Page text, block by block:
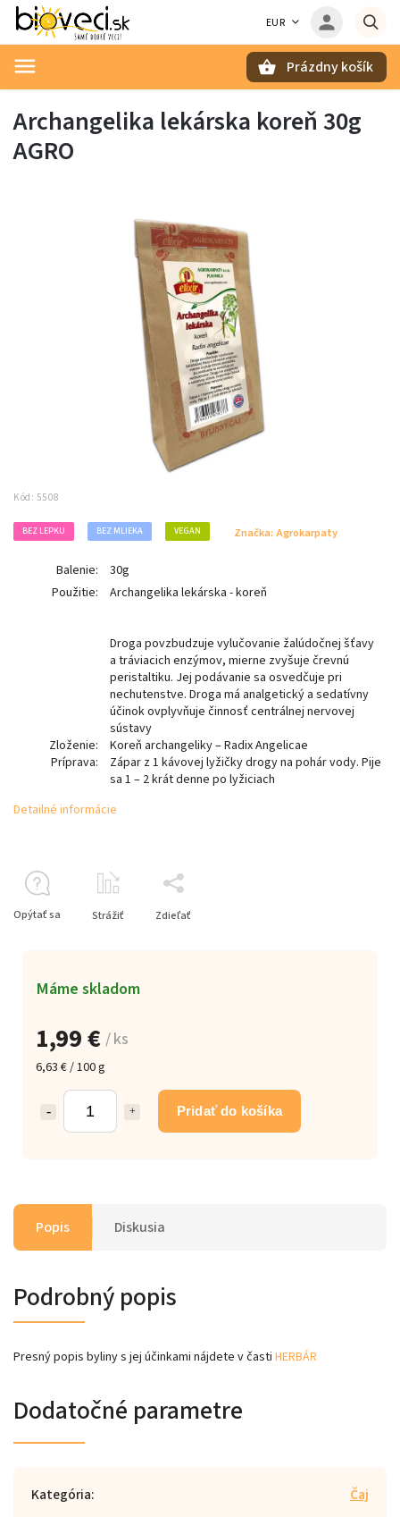
EUR
Prázdny košík
Archangelika lekárska koreň 30g
AGRO
Kód: 5508
BEZ LEPKU BEZ MLIEKA VEGAN Značka: Agrokarpaty
1,99 € / ks
6,63 € / 100 g
Pridať do košíka
Máme skladom
Balenie:
30g
Použitie:
Archangelika lekárska - koreň
Droga povzbudzuje vylučovanie žalúdočnej šťavy
a tráviacich enzýmov, mierne zvyšuje črevnú
peristaltiku. Jej podávanie sa osvedčuje pri
nechutenstve. Droga má analgetický a sedatívny
účinok ovplyvňuje činnosť centrálnej nervovej
sústavy
Zloženie:
Koreň archangeliky – Radix Angelicae
Príprava:
Zápar z 1 kávovej lyžičky drogy na pohár vody. Pije
sa 1 – 2 krát denne po lyžiciach
Detailné informácie
Opýtať sa Strážiť Zdieľať
Popis Diskusia
Podrobný popis
Presný popis byliny s jej účinkami nájdete v časti HERBÁR
Dodatočné parametre
Kategória:
Čaj